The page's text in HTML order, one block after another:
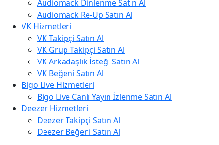
Audiomack Dinlenme Satın Al
Audiomack Re-Up Satın Al
VK Hizmetleri
VK Takipçi Satın Al
VK Grup Takipçi Satın Al
VK Arkadaşlık İsteği Satın Al
VK Beğeni Satın Al
Bigo Live Hizmetleri
Bigo Live Canlı Yayın İzlenme Satın Al
Deezer Hizmetleri
Deezer Takipçi Satın Al
Deezer Beğeni Satın Al